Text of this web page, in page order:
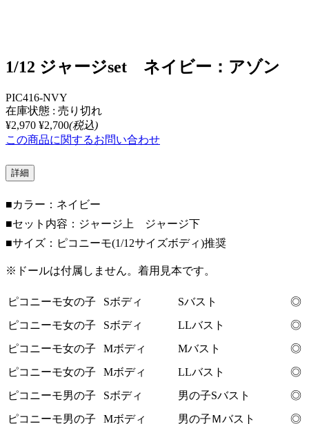
1/12 ジャージset ネイビー：アゾン
PIC416-NVY
在庫状態 : 売り切れ
¥2,970 ¥2,700(税込)
この商品に関するお問い合わせ
詳細
■カラー：ネイビー
■セット内容：ジャージ上 ジャージ下
■サイズ：ピコニーモ(1/12サイズボディ)推奨
※ドールは付属しません。着用見本です。
ピコニーモ女の子 Sボディ Sバスト
◎
ピコニーモ女の子
Sボディ LLバスト
◎
ピコニーモ女の子
Mボディ Mバスト
◎
ピコニーモ女の子
Mボディ LLバスト
◎
ピコニーモ男の子
Sボディ 男の子Sバスト
◎
ピコニーモ男の子
Mボディ 男の子Ｍバスト ◎